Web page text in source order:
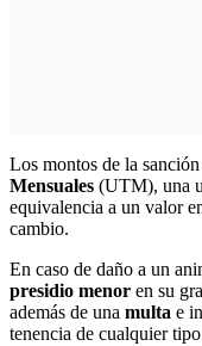
Los montos de la
Mensuales (UTM), una
equivalencia a un valor
cambio.
En caso de daño a un
presidio menor en su
además de una multa e
tenencia de cualquier